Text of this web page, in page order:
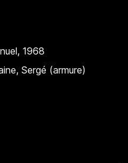
1968
Sergé (armure)